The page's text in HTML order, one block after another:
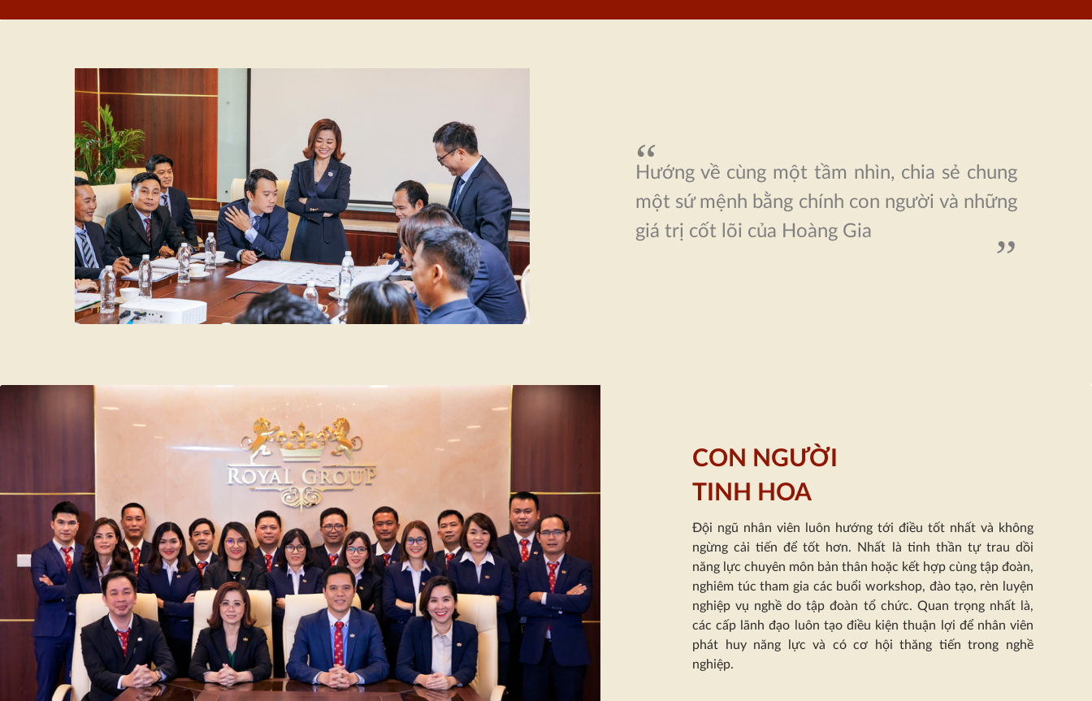
Hướng về cùng một tầm nhìn, chia sẻ chung
một sứ mệnh bằng chính con người và những
giá trị cốt lõi của Hoàng Gia
CON NGƯỜI
TINH HOA
Đội ngũ nhân viên luôn hướng tới điều tốt nhất và không
ngừng cải tiến để tốt hơn. Nhất là tinh thần tự trau dồi
năng lực chuyên môn bản thân hoặc kết hợp cùng tập đoàn,
nghiêm túc tham gia các buổi workshop, đào tạo, rèn luyện
nghiệp vụ nghề do tập đoàn tổ chức. Quan trọng nhất là,
các cấp lãnh đạo luôn tạo điều kiện thuận lợi để nhân viên
phát huy năng lực và có cơ hội thăng tiến trong nghề
nghiệp.